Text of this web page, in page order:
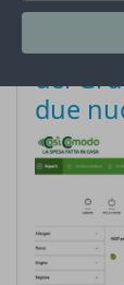
Il
del
due